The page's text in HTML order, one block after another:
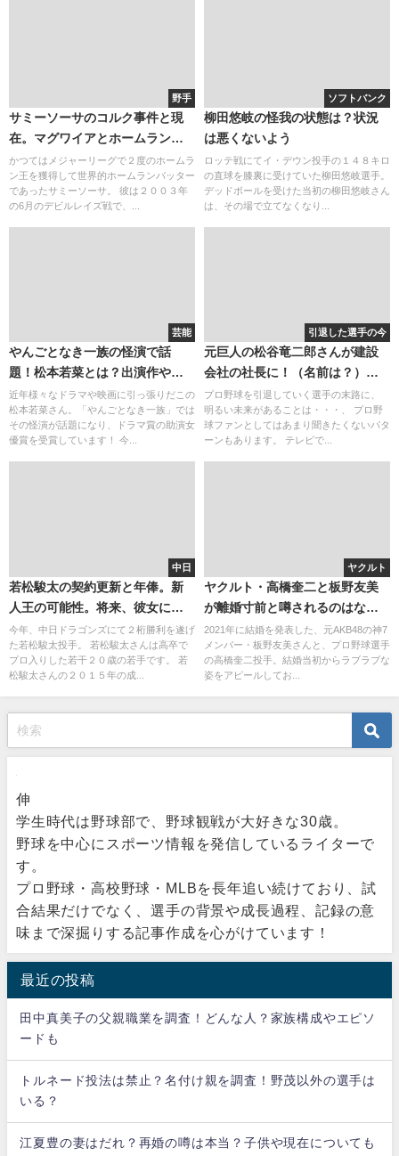
野手
サミーソーサのコルク事件と現
在。マグワイアとホームラン成
績を争ったのが全盛期！
かつてはメジャーリーグで２度のホームラ
ン王を獲得して世界的ホームランバッター
であったサミーソーサ。 彼は２００３年
の6月のデビルレイズ戦で、...
ソフトバンク
柳田悠岐の怪我の状態は？状況
は悪くないよう
ロッテ戦にてイ・デウン投手の１４８キロ
の直球を膝裏に受けていた柳田悠岐選手。
デッドボールを受けた当初の柳田悠岐さん
は、その場で立てなくなり...
芸能
やんごとなき一族の怪演で話
題！松本若菜とは？出演作や彼
氏の噂まとめ
近年様々なドラマや映画に引っ張りだこの
松本若菜さん。「やんごとなき一族」では
その怪演が話題になり、ドラマ賞の助演女
優賞を受賞しています！ 今...
引退した選手の今
元巨人の松谷竜二郎さんが建設
会社の社長に！（名前は？）息
子は学法福島にて活躍してた！
プロ野球を引退していく選手の末路に、
明るい未来があることは・・・、 プロ野
球ファンとしてはあまり聞きたくないパタ
ーンもあります。 テレビで...
中日
若松駿太の契約更新と年俸。新
人王の可能性。将来、彼女にも
チェンジアップ勝負？
今年、中日ドラゴンズにて２桁勝利を遂げ
た若松駿太投手。 若松駿太さんは高卒で
プロ入りした若干２０歳の若手です。 若
松駿太さんの２０１５年の成...
ヤクルト
ヤクルト・高橋奎二と板野友美
が離婚寸前と噂されるのはな
ぜ？理由を調査
2021年に結婚を発表した、元AKB48の神7
メンバー・板野友美さんと、プロ野球選手
の高橋奎二投手。結婚当初からラブラブな
姿をアピールしてお...
伸
学生時代は野球部で、野球観戦が大好きな30歳。
野球を中心にスポーツ情報を発信しているライターで
す。
プロ野球・高校野球・MLBを長年追い続けており、試
合結果だけでなく、選手の背景や成長過程、記録の意
味まで深掘りする記事作成を心がけています！
最近の投稿
田中真美子の父親職業を調査！どんな人？家族構成やエピソ
ードも
トルネード投法は禁止？名付け親を調査！野茂以外の選手は
いる？
江夏豊の妻はだれ？再婚の噂は本当？子供や現在についても